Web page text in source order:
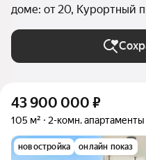
доме: от 20, Курортный
43 900 000 ₽
105 м² 2-комн. апартаменты
новостройка онлайн показ